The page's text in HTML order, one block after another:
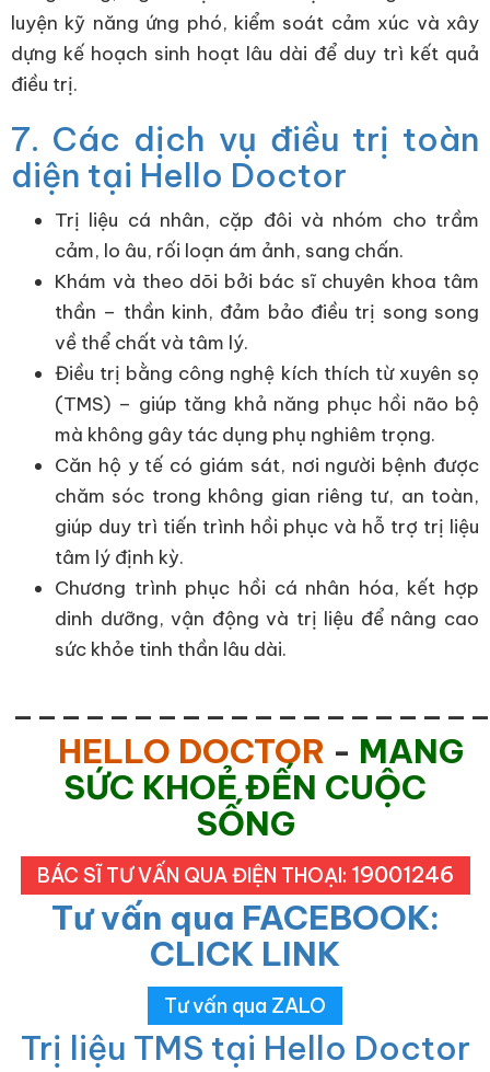
luyện kỹ năng ứng phó, kiểm soát cảm xúc và xây
dựng kế hoạch sinh hoạt lâu dài để duy trì kết quả
điều trị.
7. Các dịch vụ điều trị toàn
diện tại Hello Doctor
Trị liệu cá nhân, cặp đôi và nhóm cho trầm
cảm, lo âu, rối loạn ám ảnh, sang chấn.
Khám và theo dõi bởi bác sĩ chuyên khoa tâm
thần – thần kinh, đảm bảo điều trị song song
về thể chất và tâm lý.
Điều trị bằng công nghệ kích thích từ xuyên sọ
(TMS) – giúp tăng khả năng phục hồi não bộ
mà không gây tác dụng phụ nghiêm trọng.
Căn hộ y tế có giám sát, nơi người bệnh được
chăm sóc trong không gian riêng tư, an toàn,
giúp duy trì tiến trình hồi phục và hỗ trợ trị liệu
tâm lý định kỳ.
Chương trình phục hồi cá nhân hóa, kết hợp
dinh dưỡng, vận động và trị liệu để nâng cao
sức khỏe tinh thần lâu dài.
HELLO DOCTOR - MANG
SỨC KHOẺ ĐẾN CUỘC
SỐNG
BÁC SĨ TƯ VẤN QUA ĐIỆN THOẠI: 19001246
Tư vấn qua FACEBOOK:
CLICK LINK
Tư vấn qua ZALO
Trị liệu TMS tại Hello Doctor